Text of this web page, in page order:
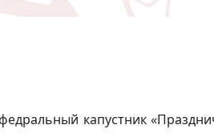
капустник